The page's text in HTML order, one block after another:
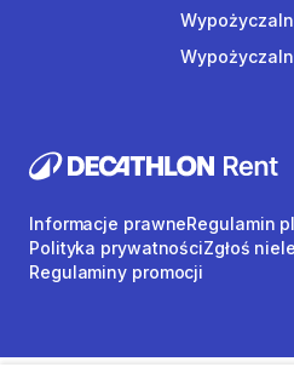
Informacje prawneRegulamin
Polityka prywatnościZgłoś
Regulaminy promocji